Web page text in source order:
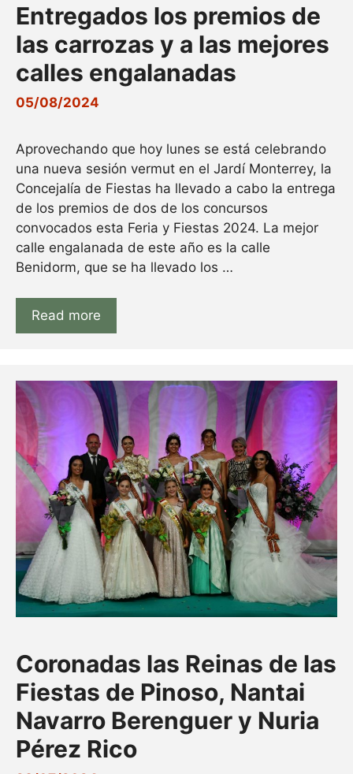
Entregados los premios de
las carrozas y a las mejores
calles engalanadas
05/08/2024
Aprovechando que hoy lunes se está celebrando
una nueva sesión vermut en el Jardí Monterrey, la
Concejalía de Fiestas ha llevado a cabo la entrega
de los premios de dos de los concursos
convocados esta Feria y Fiestas 2024. La mejor
calle engalanada de este año es la calle
Benidorm, que se ha llevado los …
Read more
Coronadas las Reinas de las
Fiestas de Pinoso, Nantai
Navarro Berenguer y Nuria
Pérez Rico